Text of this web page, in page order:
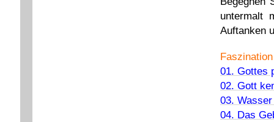
untermalt
Auftanken
01. Gottes
02. Gott
03.
04. Das